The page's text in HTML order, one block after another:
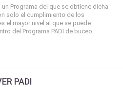
un Programa del que se obtiene dicha
solo el cumplimiento de los
el mayor nivel al que se puede
del Programa PADI de buceo
PADI